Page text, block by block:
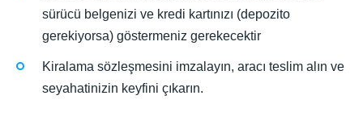
sürücü belgenizi ve kredi kartınızı (depozito
gerekiyorsa) göstermeniz gerekecektir
Kiralama sözleşmesini imzalayın, aracı teslim alın ve
seyahatinizin keyfini çıkarın.